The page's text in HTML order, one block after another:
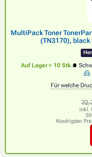
MultiPack Toner
(TN3170), black
Auf Lager > 10 Stk.
Für welche
inkl.
Niedrigster